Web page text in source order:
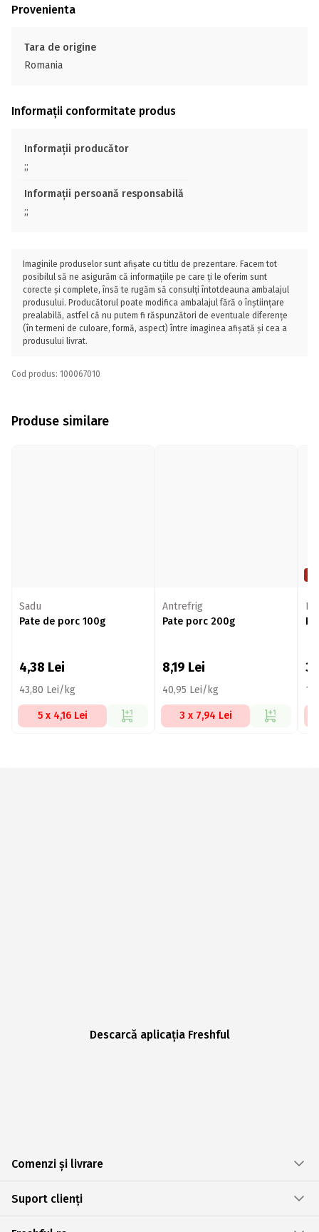
Provenienta
Tara de origine
Romania
Informații conformitate produs
Informații producător
;;
Informații persoană responsabilă
;;
Imaginile produselor sunt afișate cu titlu de prezentare. Facem tot
posibilul să ne asigurăm că informațiile pe care ți le oferim sunt
corecte și complete, însă te rugăm să consulți întotdeauna ambalajul
produsului. Producătorul poate modifica ambalajul fără o înștiințare
prealabilă, astfel că nu putem fi răspunzători de eventuale diferențe
(în termeni de culoare, formă, aspect) între imaginea afișată și cea a
produsului livrat.
Cod produs: 100067010
Produse similare
Sadu
Pate de porc 100g
4,38 Lei
43,80 Lei/kg
5 x 4,16 Lei
Antrefrig
Pate porc 200g
8,19 Lei
40,95 Lei/kg
3 x 7,94 Lei
Descarcă aplicația Freshful
Comenzi și livrare
Suport clienți